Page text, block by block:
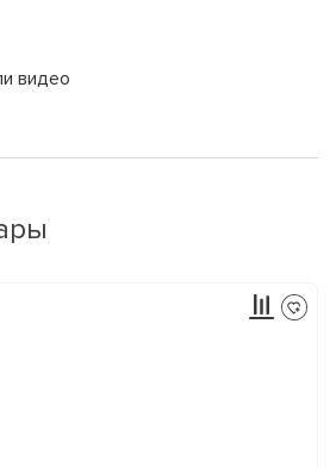
видео